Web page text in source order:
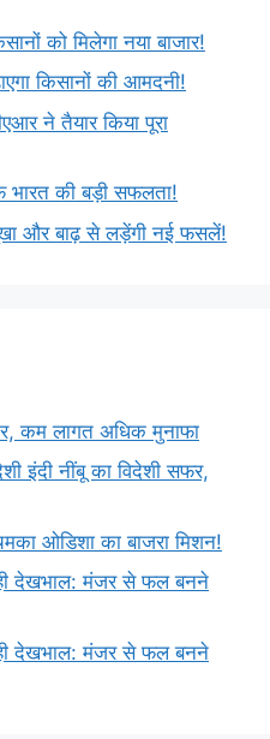
को मिलेगा नया बाजार!
किसानों की आमदनी!
ने तैयार किया पूरा
भारत की बड़ी सफलता!
और बाढ़ से लड़ेंगी नई फसलें!
कम लागत अधिक मुनाफा
इंदी नींबू का विदेशी सफर,
ओडिशा का बाजरा मिशन!
देखभाल: मंजर से फल बनने
देखभाल: मंजर से फल बनने